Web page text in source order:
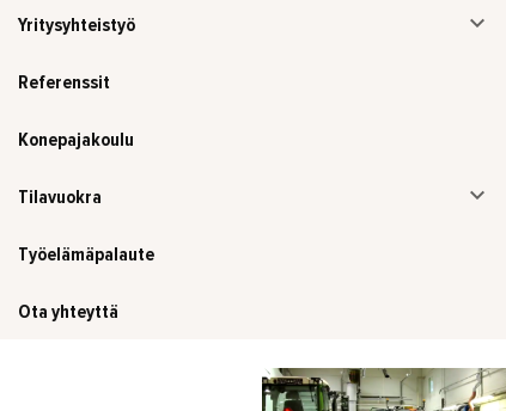
Yritysyhteistyö
Referenssit
Konepajakoulu
Tilavuokra
Työelämäpalaute
Ota yhteyttä